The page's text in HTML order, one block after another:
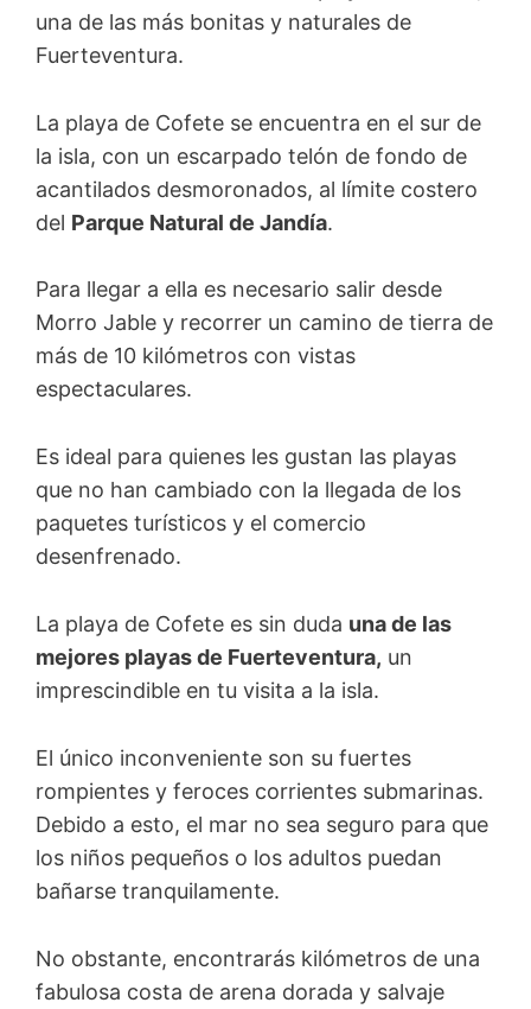
una de las más bonitas y naturales de
Fuerteventura.
La playa de Cofete se encuentra en el sur de
la isla, con un escarpado telón de fondo de
acantilados desmoronados, al límite costero
del Parque Natural de Jandía.
Para llegar a ella es necesario salir desde
Morro Jable y recorrer un camino de tierra de
más de 10 kilómetros con vistas
espectaculares.
Es ideal para quienes les gustan las playas
que no han cambiado con la llegada de los
paquetes turísticos y el comercio
desenfrenado.
La playa de Cofete es sin duda una de las
mejores playas de Fuerteventura, un
imprescindible en tu visita a la isla.
El único inconveniente son su fuertes
rompientes y feroces corrientes submarinas.
Debido a esto, el mar no sea seguro para que
los niños pequeños o los adultos puedan
bañarse tranquilamente.
No obstante, encontrarás kilómetros de una
fabulosa costa de arena dorada y salvaje